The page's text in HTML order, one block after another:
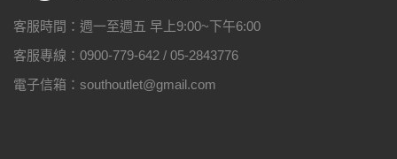
客服時間：週一至週五 早上9:00~下午6:00
客服專線：0900-779-642 / 05-2843776
電子信箱：southoutlet@gmail.com